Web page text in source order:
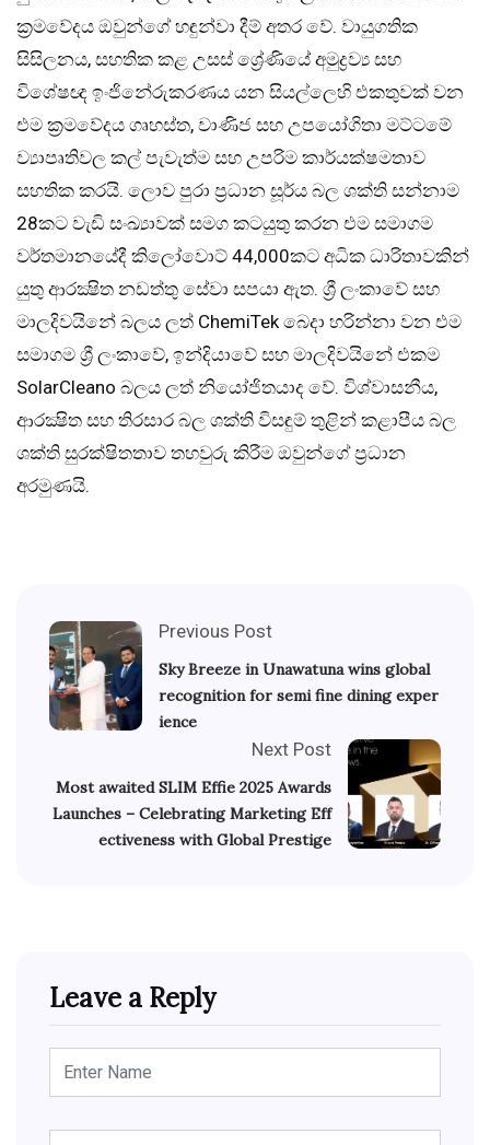
ක්‍රමවේදය ඔවුන්ගේ හඳුන්වා දීම් අතර වේ. වායුගතික
සිසිලනය, සහතික කළ උසස් ශ්‍රේණියේ අමුද්‍රව්‍ය සහ
විශේෂඥ ඉංජිනේරුකරණය යන සියල්ලෙහි එකතුවක් වන
එම ක්‍රමවේදය ගෘහස්ත, වාණිජ සහ උපයෝගිතා මට්ටමේ
ව්‍යාපෘතිවල කල් පැවැත්ම සහ උපරිම කාර්යක්ෂමතාව
සහතික කරයි. ලොව පුරා ප්‍රධාන සූර්ය බල ශක්ති සන්නාම
28කට වැඩි සංඛ්‍යාවක් සමග කටයුතු කරන එම සමාගම
වර්තමානයේදී කිලෝවොට් 44,000කට අධික ධාරිතාවකින්
යුතු ආරක්‍ෂිත නඩත්තු සේවා සපයා ඇත. ශ්‍රී ලංකාවේ සහ
මාලදිවයිනේ බලය ලත් ChemiTek බෙදා හරින්නා වන එම
සමාගම ශ්‍රී ලංකාවේ, ඉන්දියාවේ සහ මාලදිවයිනේ එකම
SolarCleano බලය ලත් නියෝජිතයාද වේ. විශ්වාසනීය,
ආරක්‍ෂිත සහ තිරසාර බල ශක්ති විසඳුම් තුළින් කළාපීය බල
ශක්ති සුරක්ෂිතතාව තහවුරු කිරීම ඔවුන්ගේ ප්‍රධාන
අරමුණයි.
Previous Post
Sky Breeze in Unawatuna wins global
recognition for semi fine dining exper
ience
Next Post
Most awaited SLIM Effie 2025 Awards
Launches – Celebrating Marketing Eff
ectiveness with Global Prestige
Leave a Reply